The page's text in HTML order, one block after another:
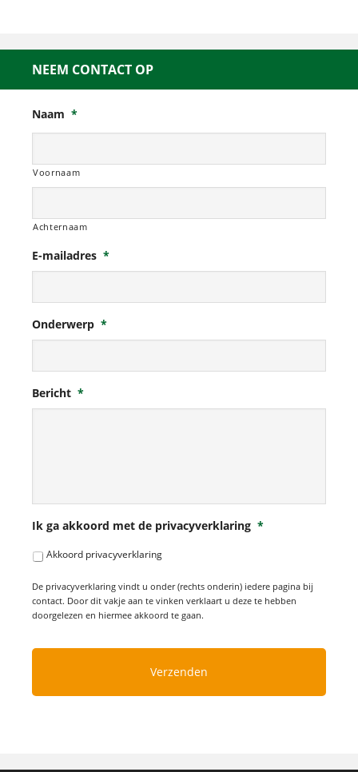
NEEM CONTACT OP
Naam *
Voornaam
Achternaam
E-mailadres *
Onderwerp *
Bericht *
Ik ga akkoord met de privacyverklaring *
Akkoord privacyverklaring
De privacyverklaring vindt u onder (rechts onderin) iedere pagina bij
contact. Door dit vakje aan te vinken verklaart u deze te hebben
doorgelezen en hiermee akkoord te gaan.